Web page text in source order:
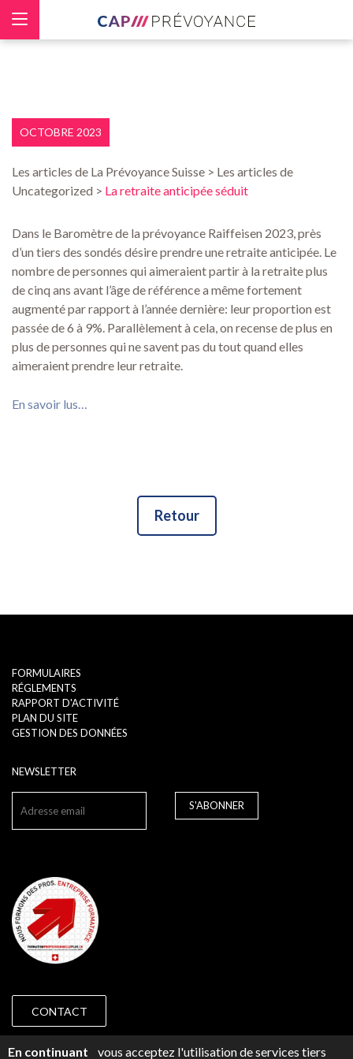
OCTOBRE 2023
Les articles de La Prévoyance Suisse > Les articles de
Uncategorized > La retraite anticipée séduit
Dans le Baromètre de la prévoyance Raiffeisen 2023, près
d’un tiers des sondés désire prendre une retraite anticipée. Le
nombre de personnes qui aimeraient partir à la retraite plus
de cinq ans avant l’âge de référence a même fortement
augmenté par rapport à l’année dernière: leur proportion est
passée de 6 à 9%. Parallèlement à cela, on recense de plus en
plus de personnes qui ne savent pas du tout quand elles
aimeraient prendre leur retraite.
En savoir lus…
Retour
FORMULAIRES
RÉGLEMENTS
RAPPORT D'ACTIVITÉ
PLAN DU SITE
GESTION DES DONNÉES
NEWSLETTER
S'ABONNER
CONTACT
© 2018 CAP PRÉVOYANCE GENÈVE -IMPRESSUM
Panneau de gestion des cookies
En continuant vous acceptez l'utilisation de services tiers